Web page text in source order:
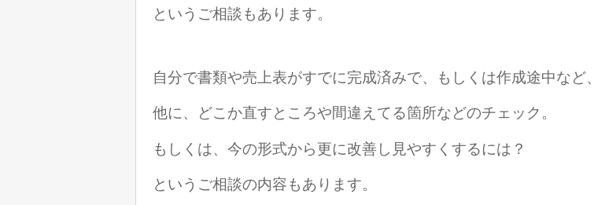
というご相談もあります。
自分で書類や売上表がすでに完成済みで、もしくは作成途中など、
他に、どこか直すところや間違えてる箇所などのチェック。
もしくは、今の形式から更に改善し見やすくするには？
というご相談の内容もあります。